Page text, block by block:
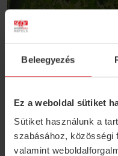
Beleegyezés
Ez a weboldal sütiket
Sütiket használunk a
szabásához, közösségi
valamint